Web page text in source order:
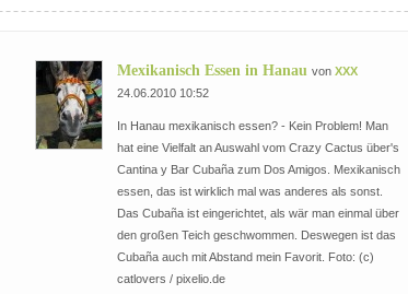
Mexikanisch Essen in Hanau von XXX
24.06.2010 10:52
In Hanau mexikanisch essen? - Kein Problem! Man
hat eine Vielfalt an Auswahl vom Crazy Cactus über's
Cantina y Bar Cubaña zum Dos Amigos. Mexikanisch
essen, das ist wirklich mal was anderes als sonst.
Das Cubaña ist eingerichtet, als wär man einmal über
den großen Teich geschwommen. Deswegen ist das
Cubaña auch mit Abstand mein Favorit. Foto: (c)
catlovers / pixelio.de